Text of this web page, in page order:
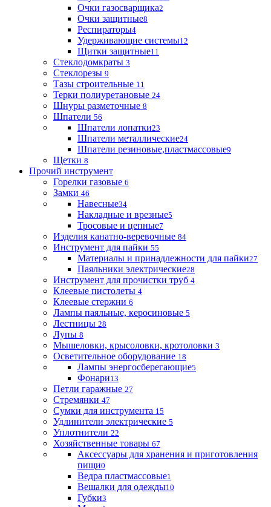
Очки газосварщика2
Очки защитные8
Респираторы4
Удерживающие системы12
Щитки защитные11
Стеклодомкраты 3
Стеклорезы 9
Тазы строительные 11
Терки полиуретановые 24
Шнуры разметочные 8
Шпатели 56
Шпатели лопатки23
Шпатели металлические24
Шпатели резиновые,пластмассовые9
Щетки 8
Прочий инструмент
Горелки газовые 6
Замки 46
Навесные34
Накладные и врезные5
Тросовые и цепные7
Изделия канатно-веревочные 84
Инструмент для пайки 55
Материалы и принадлежности для пайки27
Паяльники электрические28
Инструмент для прочистки труб 4
Клеевые пистолеты 4
Клеевые стержни 6
Лампы паяльные, керосиновые 5
Лестницы 28
Лупы 8
Мышеловки, крысоловки, кротоловки 3
Осветительное оборудование 18
Лампы энергосберегающие5
Фонари13
Петли гаражные 27
Стремянки 47
Сумки для инструмента 15
Удлинители электрические 5
Уплотнители 22
Хозяйственные товары 67
Аксессуары для хранения и приготовления
пищи0
Ведра пластмассовые1
Вешалки для одежды10
Губки3